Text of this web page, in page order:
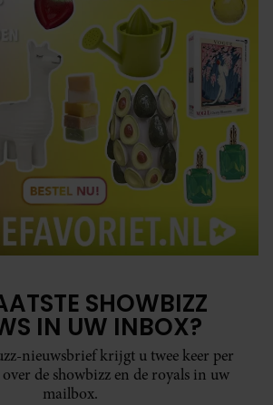
SHOWBIZZ
IN UW INBOX?
nieuwsbrief krijgt u twee keer per
de showbizz en de royals in uw
mailbox.